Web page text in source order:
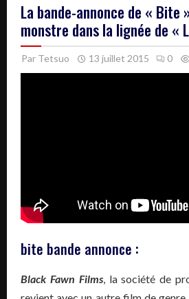
La bande-annonce de « Bite
monstre dans la lignée de «
Par Tetsuo 13 juillet 2015 0
bite bande annonce :
Black Fawn Films, la société de